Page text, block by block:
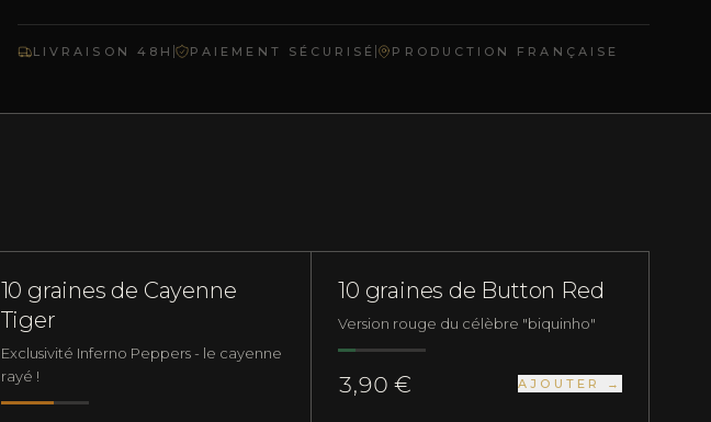
LIVRAISON 48H PAIEMENT SÉCURISÉ PRODUCTION FRANÇAISE
10 graines de Cayenne
Tiger
Exclusivité Inferno Peppers - le cayenne
rayé !
10 graines de Button Red
Version rouge du célèbre "biquinho"
3,90 € AJOUTER →